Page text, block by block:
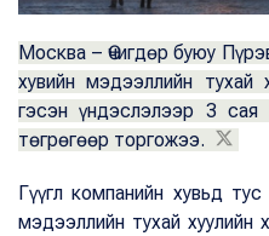
Москва – Өчигдөр буюу
хувийн мэдээллийн тухай
гэсэн үндэслэлээр 3
төгрөгөөр торгожээ.
Гүүгл компанийн хувьд
мэдээллийн тухай хуулийн